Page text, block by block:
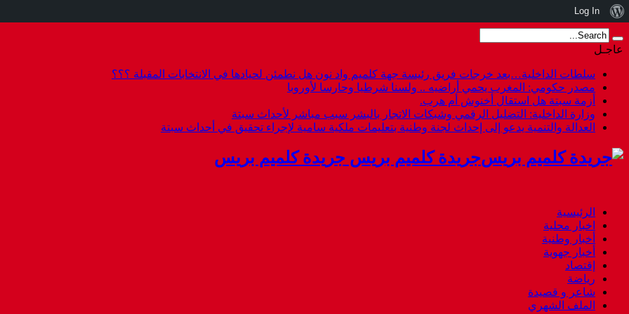
عاجـل
سلطات الداخلية…بعد خرجات فريق رئيسة جهة كلميم واد نون هل نطمئن لحيادها في الانتخابات المقبلة ؟؟؟
مصدر حكومي: المغرب يحمي أراضيه .. ولسنا شرطيا وحارسا لأوروبا
أزمة سبتة هل استقال أخنوش أم هرب.
وزارة الداخلية: التضليل الرقمي وشبكات الاتجار بالبشر سبب مباشر لأحداث سبتة
العدالة والتنمية يدعو إلى إحداث لجنة وطنية بتعليمات ملكية سامية لإجراء تحقيق في أحداث سبتة
جريدة كلميم بريس جريدة كلميم بريس
الرئيسية
اخبار محلية
أخبار وطنية
أخبار جهوية
إقتصاد
رياضة
شاعر و قصيدة
الملف الشهري
نبذة
عن
ووردبريس
Log In